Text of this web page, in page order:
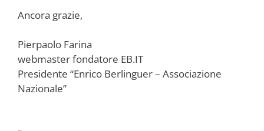
Ancora grazie,
Pierpaolo Farina
webmaster fondatore EB.IT
Presidente “Enrico Berlinguer – Associazione
Nazionale”